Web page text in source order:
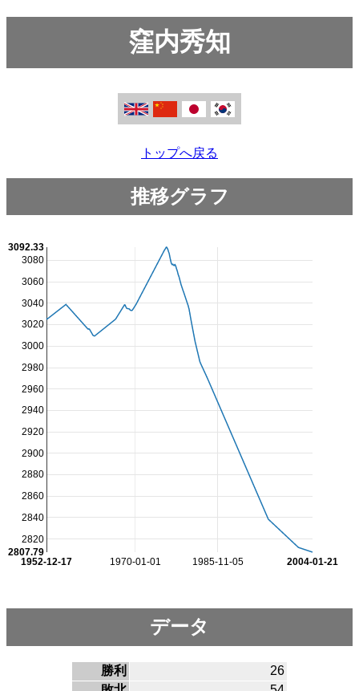
窪内秀知
トップへ戻る
推移グラフ
1970-01-01 1985-11-05
1952-12-17 2004-01-21
2820
2840
2860
2880
2900
2920
2940
2960
2980
3000
3020
3040
3060
3080
2807.79
3092.33
データ
勝利
26